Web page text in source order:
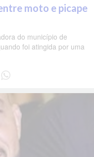
moto e picape
do município de
foi atingida por uma